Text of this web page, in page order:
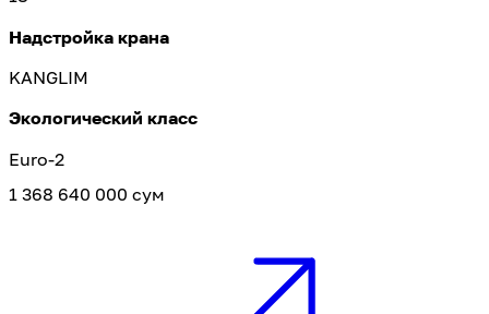
Надстройка крана
KANGLIM
Экологический класс
Euro-2
1 368 640 000 сум